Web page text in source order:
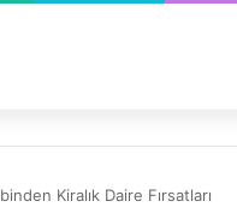
Kiralık Daire Fırsatları